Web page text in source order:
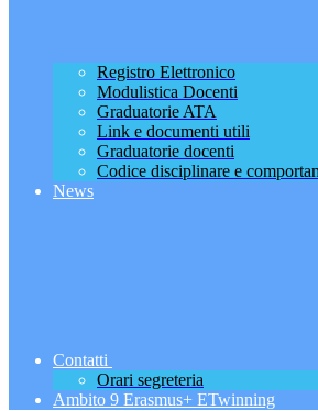
Registro Elettronico
Modulistica Docenti
Graduatorie ATA
Link e documenti utili
Graduatorie docenti
Codice disciplinare e
News
Contatti
Orari segreteria
Ambito 9 Erasmus+ ETwinning